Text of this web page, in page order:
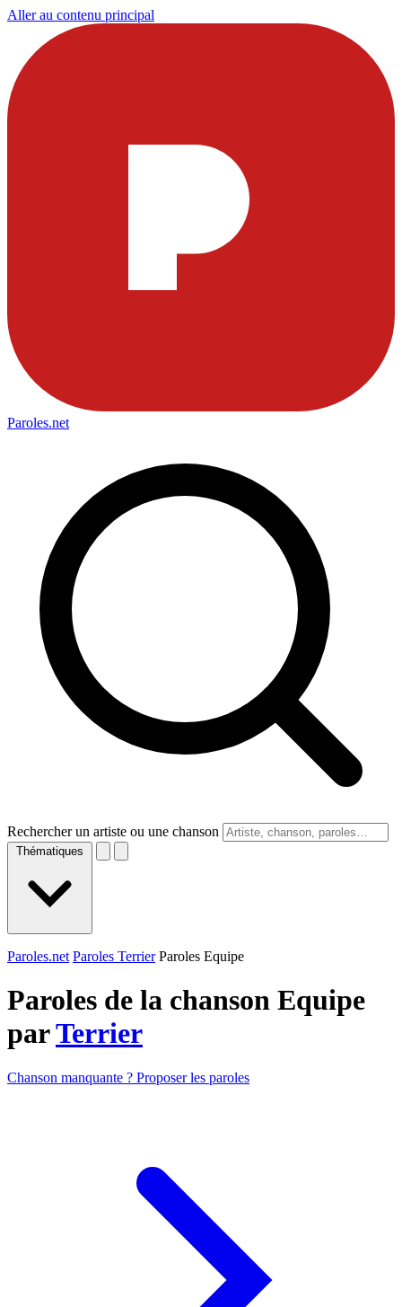
Aller au contenu principal
Paroles.net
Rechercher un artiste ou une chanson
Thématiques
Paroles.net Paroles Terrier Paroles Equipe
Paroles de la chanson Equipe
parTerrier
Chanson manquante ? Proposer les paroles